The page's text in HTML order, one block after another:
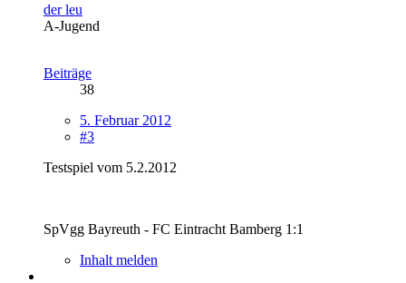
der leu
A-Jugend
Beiträge
38
5. Februar 2012
#3
Testspiel vom 5.2.2012
SpVgg Bayreuth - FC Eintracht Bamberg 1:1
Inhalt melden